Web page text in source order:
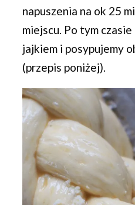
napuszenia na ok 25
miejscu. Po tym
jajkiem i posypujemy
(przepis poniżej).